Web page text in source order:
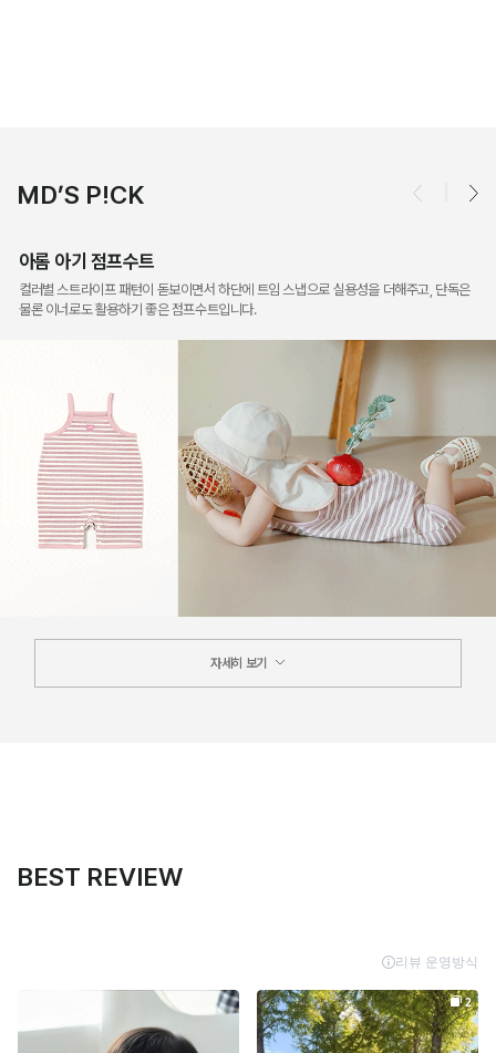
MD’S P!CK
아롬 아기 점프수트
컬러별 스트라이프 패턴이 돋보이면서 하단에 트임 스냅으로 실용성을 더해주고, 단독은
물론 이너로도 활용하기 좋은 점프수트입니다.
자세히 보기
BEST REVIEW